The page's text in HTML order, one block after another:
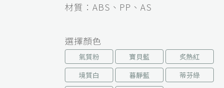
材質：ABS、PP、AS
選擇顏色
氣質粉 寶貝藍
炙熱紅
境質白
暮靜藍
蒂芬綠